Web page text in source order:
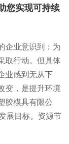
您实现可持续
企业意识到：为
取行动。但具体
业感到无从下
变，是提升环境
胶模具有限公
展目标。资源节